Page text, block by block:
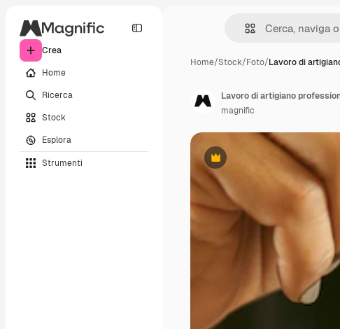
Crea
Home
Ricerca
Stock
Esplora
Strumenti
Home/Stock/Foto/Lavoro di
Premium
Lavoro di artigiano
magnific